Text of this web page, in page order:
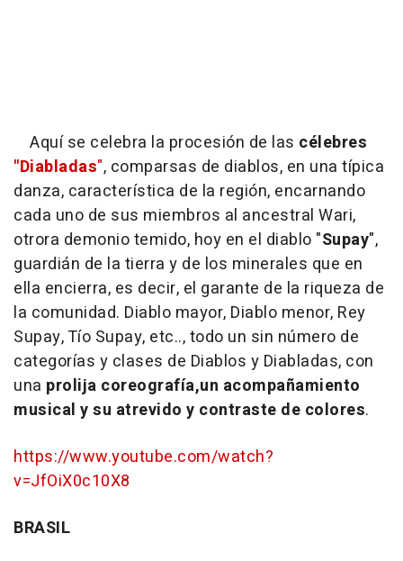
Aquí se celebra la procesión de las célebres
"Diabladas", comparsas de diablos, en una típica
danza, característica de la región, encarnando
cada uno de sus miembros al ancestral Wari,
otrora demonio temido, hoy en el diablo "Supay",
guardián de la tierra y de los minerales que en
ella encierra, es decir, el garante de la riqueza de
la comunidad. Diablo mayor, Diablo menor, Rey
Supay, Tío Supay, etc.., todo un sin número de
categorías y clases de Diablos y Diabladas, con
una prolija coreografía,un acompañamiento
musical y su atrevido y contraste de colores.
https://www.youtube.com/watch?
v=JfOiX0c10X8
BRASIL